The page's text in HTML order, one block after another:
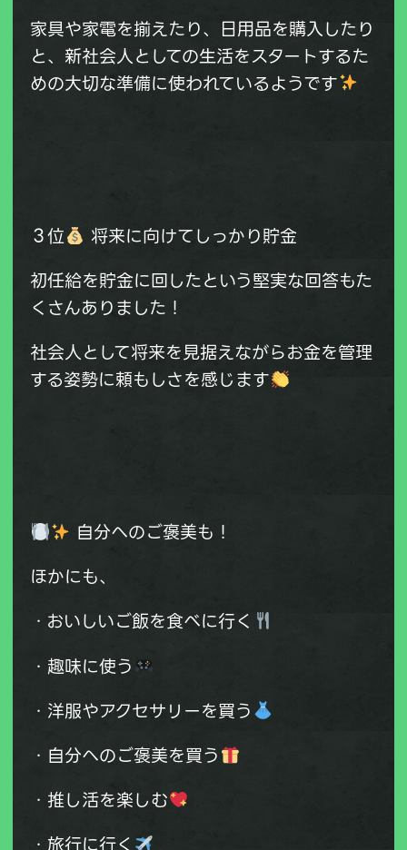
家具や家電を揃えたり、日用品を購入したり
と、新社会人としての生活をスタートするた
めの大切な準備に使われているようです
３位
将来に向けてしっかり貯金
初任給を貯金に回したという堅実な回答もた
くさんありました！
社会人として将来を見据えながらお金を管理
する姿勢に頼もしさを感じます
自分へのご褒美も！
ほかにも、
・おいしいご飯を食べに行く
・趣味に使う
・洋服やアクセサリーを買う
・自分へのご褒美を買う
・推し活を楽しむ